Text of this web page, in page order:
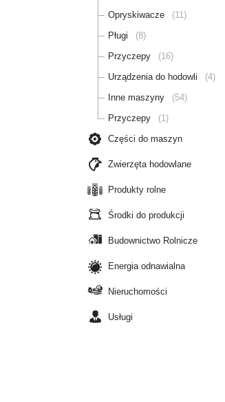
Opryskiwacze
(11)
Pługi
(8)
Przyczepy
(16)
Urządzenia do hodowli
(4)
Inne maszyny
(54)
Przyczepy
(1)
Części do maszyn
Zwierzęta hodowlane
Produkty rolne
Środki do produkcji
Budownictwo Rolnicze
Energia odnawialna
Nieruchomości
Usługi